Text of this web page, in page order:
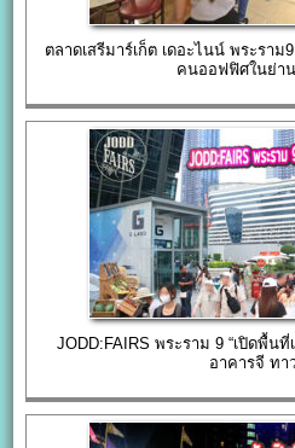
ตลาดเสรีมาร์เก็ต เดอะไนน์ พระรา
คนออฟฟิศในย่าน
JODD:FAIRS พระราม 9 “เปิดพื้น
อาคารจี ทา